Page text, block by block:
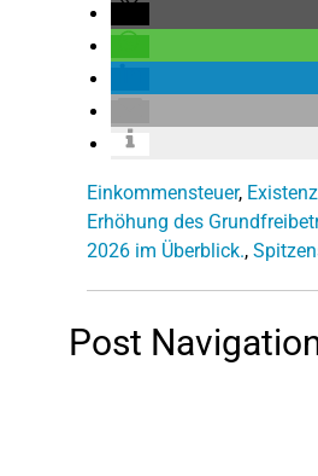
Einkommensteuer,
Erhöhung des
2026 im Überblick.,
Post